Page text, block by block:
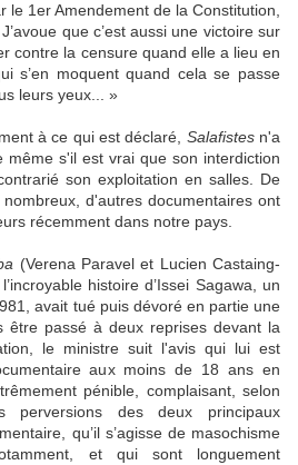
le 1er Amendement de la Constitution,
que c’est aussi une victoire sur
contre la censure quand elle a lieu en
s’en moquent quand cela se passe
leurs yeux... »
à ce qui est déclaré, Salafistesn'a
même s'il est vrai que son interdiction
son exploitation en salles. De
d'autres documentaires ont
récemment dans notre pays.
(Verena Paravel et Lucien Castaing-
histoire d’Issei Sagawa, un
avait tué puis dévoré en partie une
être passé à deux reprises devant la
le ministre suit l'avis qui lui est
aux moins de 18 ans en
pénible, complaisant, selon
perversions des deux principaux
qu’il s’agisse de masochisme
et qui sont longuement